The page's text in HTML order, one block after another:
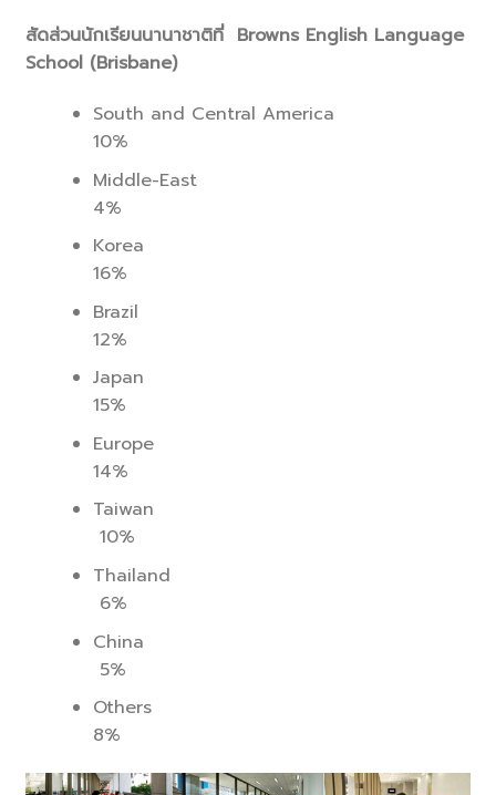
สัดส่วนนักเรียนนานาชาติที่ Browns English Language
School (Brisbane)
South and Central America
10%
Middle-East
4%
Korea
16%
Brazil
12%
Japan
15%
Europe
14%
Taiwan
10%
Thailand
6%
China
5%
Others
8%